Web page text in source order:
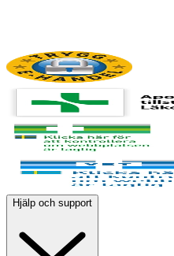
Hjälp och support